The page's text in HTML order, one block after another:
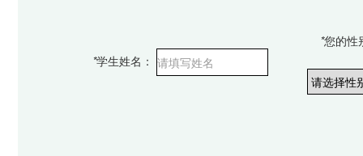
*学生姓名：
*您的性